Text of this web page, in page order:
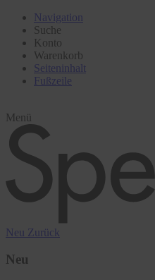
Navigation
Suche
Konto
Warenkorb
Seiteninhalt
Fußzeile
Menü
Neu Zurück
Neu